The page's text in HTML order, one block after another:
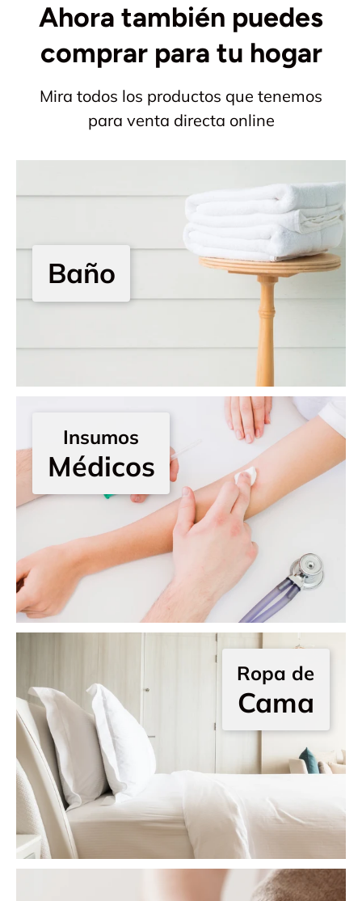
Ahora también puedes
comprar para tu hogar
Mira todos los productos que tenemos
para venta directa online
Baño
Insumos
Médicos
Ropa de
Cama